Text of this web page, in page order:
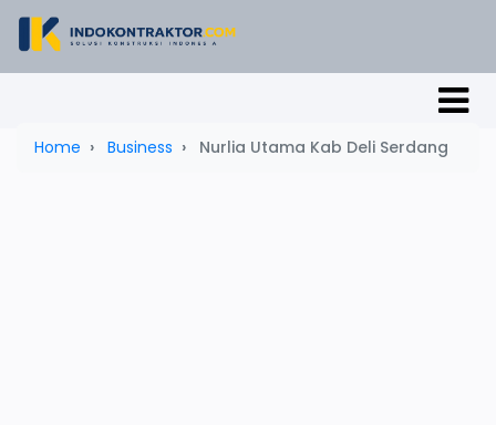
Home Business Nurlia Utama Kab Deli Serdang